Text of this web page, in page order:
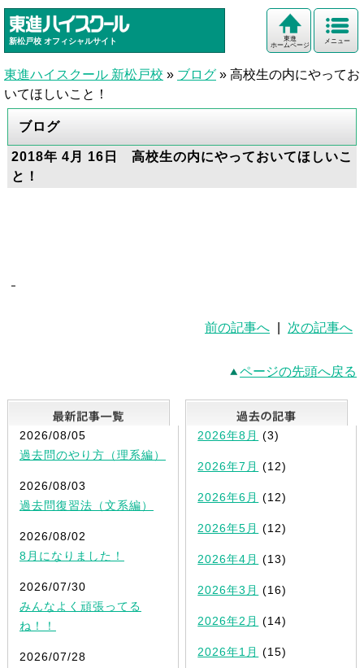
新松戸校 オフィシャルサイト メニュー
東進
ホームページ
東進ハイスクール 新松戸校 » ブログ » 高校生の内にやってお
いてほしいこと！
ブログ
2018年 4月 16日 高校生の内にやっておいてほしいこ
と！
前の記事へ 次の記事へ
ページの先頭へ戻る
最新記事一覧
2026/08/05
過去問のやり方（理系編）
2026/08/03
過去問復習法（文系編）
2026/08/02
8月になりました！
2026/07/30
みんなよく頑張ってる
ね！！
2026/07/28
2026年8月 (3)
2026年7月 (12)
2026年6月 (12)
2026年5月 (12)
2026年4月 (13)
2026年3月 (16)
2026年2月 (14)
2026年1月 (15)